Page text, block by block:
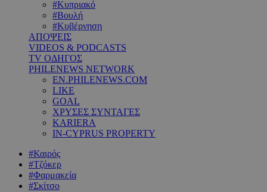
#Κυπριακό
#Βουλή
#Κυβέρνηση
ΑΠΟΨΕΙΣ
VIDEOS & PODCASTS
TV ΟΔΗΓΟΣ
PHILENEWS NETWORK
EN.PHILENEWS.COM
LIKE
GOAL
ΧΡΥΣΕΣ ΣΥΝΤΑΓΕΣ
KARIERA
IN-CYPRUS PROPERTY
#Καιρός
#Τζόκερ
#Φαρμακεία
#Σκίτσο